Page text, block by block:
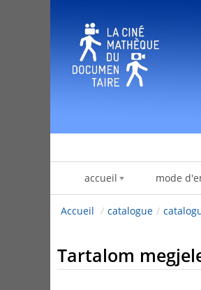
accueil mode
Accueil / catalogue /
Tartalom